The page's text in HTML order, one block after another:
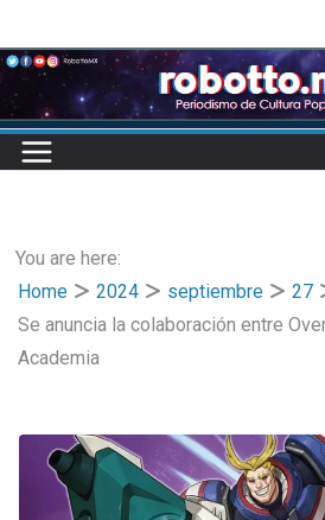
to
content
You are here:
Home
2024 septiembre
27
Se anuncia la colaboración entre
Academia